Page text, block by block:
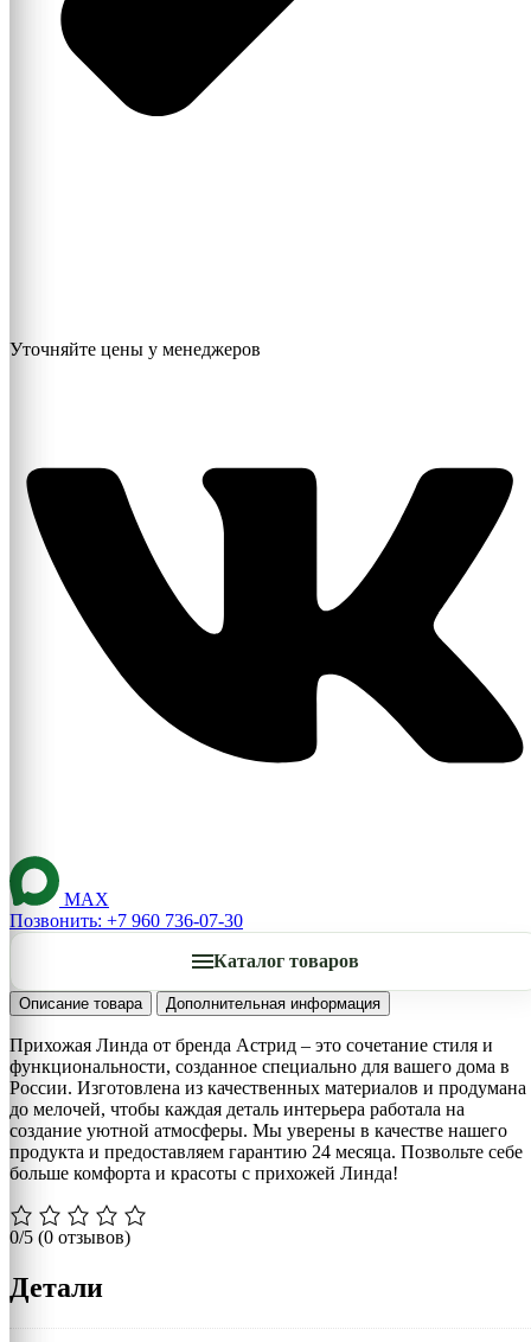
Уточняйте цены у менеджеров
MAX
Позвонить: +7 960 736-07-30
Каталог товаров
Описание товара Дополнительная информация
Прихожая Линда от бренда Астрид – это сочетание стиля и
функциональности, созданное специально для вашего дома в
России. Изготовлена из качественных материалов и продумана
до мелочей, чтобы каждая деталь интерьера работала на
создание уютной атмосферы. Мы уверены в качестве нашего
продукта и предоставляем гарантию 24 месяца. Позвольте себе
больше комфорта и красоты с прихожей Линда!
0/5 (0 отзывов)
Детали